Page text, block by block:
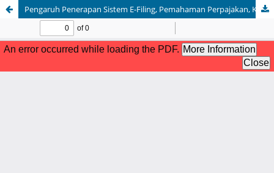
Pengaruh Penerapan Sistem E-Filing, Pemahaman Perpajakan, Kesadaran Wajib Pajak, Sanksi Perpajakan, Pemahaman Internet, dan Kualitas Pelayanan terhadap Kepatuhan Wajib Pajak Orang Pribadi